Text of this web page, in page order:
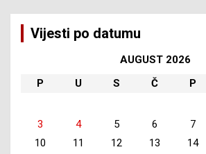
Vijesti po datumu
AUGUST 2026
P
U S Č P
3
4 5 6 7
10
11 12 13 14